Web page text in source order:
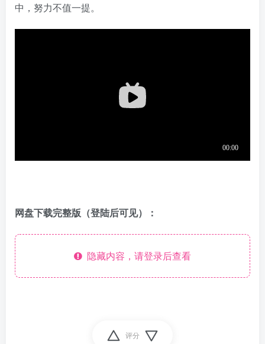
中，努力不值一提。
网盘下载完整版（登陆后可见）：
隐藏内容，请登录后查看
评分